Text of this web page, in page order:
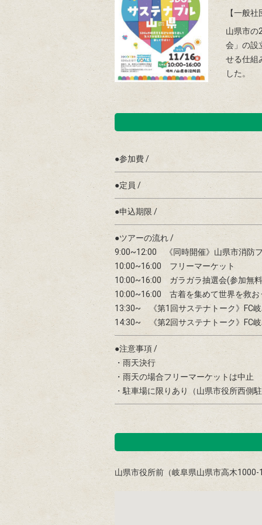
【一般
山県市の
会」の設
せる仕組
した。
●参加費 /
●定員 /
●申込期限 /
●ツアーの流れ /
9:00~12:00 《同時開催》山県市消防
10:00~16:00 フリーマーケット
10:00~16:00 ガラガラ抽選会(参加無
10:00~16:00 古着を集めて世界を救お
13:30~ 《第1回サステナトーク》FC
14:30~ 《第2回サステナトーク》FC
●注意事項 /
・雨天決行
・雨天の場合フリーマーケットは中止
・駐車場に限りあり（山県市役所西側
山県市役所前（岐阜県山県市高木1000-